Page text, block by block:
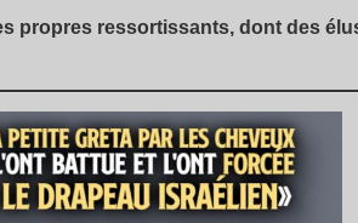
propres ressortissants, dont des